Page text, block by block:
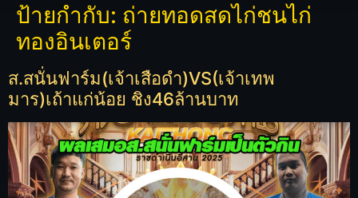
ป้ายกำกับ: ถ่ายทอดสดไก่ชนไก่
ทองอินเตอร์
ส.สนั่นฟาร์ม(เจ้าเสือดำ)VS(เจ้าเทพ
มาร)เถ้าแก่น้อย ชิง46ล้านบาท